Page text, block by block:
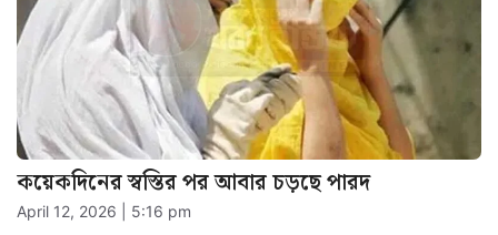
কয়েকদিনের স্বস্তির পর আবার চড়ছে পারদ
April 12, 2026 | 5:16 pm